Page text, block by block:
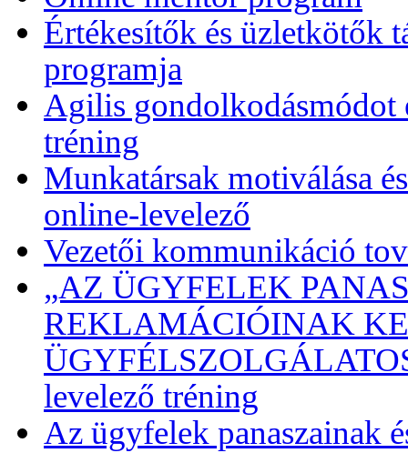
Értékesítők és üzletkötők
programja
Agilis gondolkodásmódot
tréning
Munkatársak motiválása
online-levelező
Vezetői kommunikáció
„AZ ÜGYFELEK
REKLAMÁCIÓINAK
levelező tréning
Az ügyfelek panaszainak